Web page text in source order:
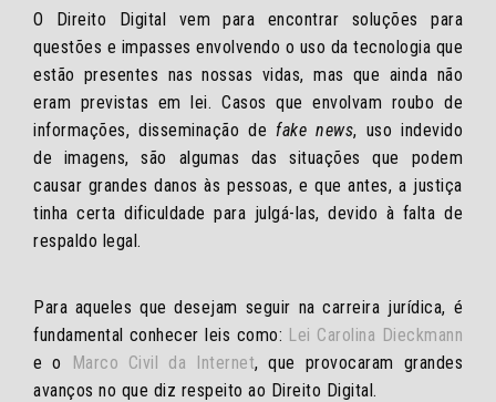
O Direito Digital vem para encontrar soluções para
questões e impasses envolvendo o uso da tecnologia que
estão presentes nas nossas vidas, mas que ainda não
eram previstas em lei. Casos que envolvam roubo de
informações, disseminação de fake news, uso indevido
de imagens, são algumas das situações que podem
causar grandes danos às pessoas, e que antes, a justiça
tinha certa dificuldade para julgá-las, devido à falta de
respaldo legal.
Para aqueles que desejam seguir na carreira jurídica, é
fundamental conhecer leis como: Lei Carolina Dieckmann
e o
Marco Civil da Internet, que provocaram grandes
avanços no que diz respeito ao Direito Digital.